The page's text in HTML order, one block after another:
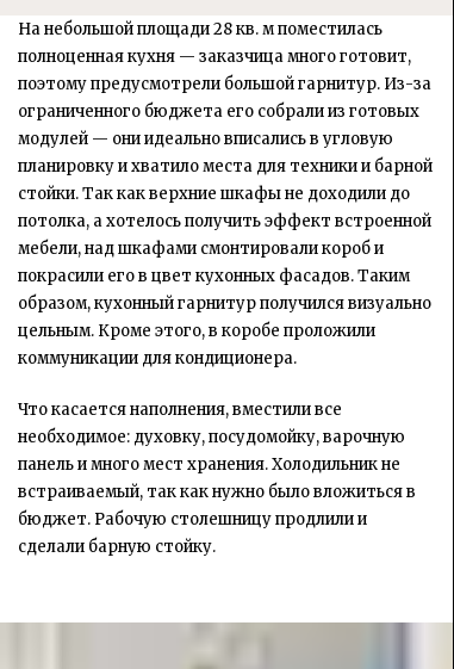
На небольшой площади 28 кв. м поместилась
полноценная кухня — заказчица много готовит,
поэтому предусмотрели большой гарнитур. Из-за
ограниченного бюджета его собрали из готовых
модулей — они идеально вписались в угловую
планировку и хватило места для техники и барной
стойки. Так как верхние шкафы не доходили до
потолка, а хотелось получить эффект встроенной
мебели, над шкафами смонтировали короб и
покрасили его в цвет кухонных фасадов. Таким
образом, кухонный гарнитур получился визуально
цельным. Кроме этого, в коробе проложили
коммуникации для кондиционера.
Что касается наполнения, вместили все
необходимое: духовку, посудомойку, варочную
панель и много мест хранения. Холодильник не
встраиваемый, так как нужно было вложиться в
бюджет. Рабочую столешницу продлили и
сделали барную стойку.